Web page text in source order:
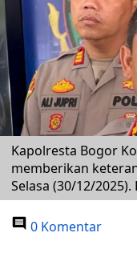
Kapolresta Bogor
memberikan
Selasa (30/12/
0 Komentar